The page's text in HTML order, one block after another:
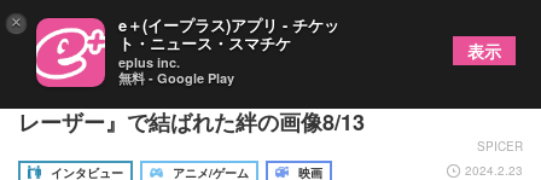
搗宮姫奈×内藤好美×梶原颯が感謝『ウルトラマンブ
レーザー』で結ばれた絆の画像8/13
SPICER
インタビュー
アニメ/ゲーム 映画 2024.2.23
× e＋(イープラス)アプリ - チケッ
ト・ニュース・スマチケ
eplus inc.
無料 - Google Play
表示